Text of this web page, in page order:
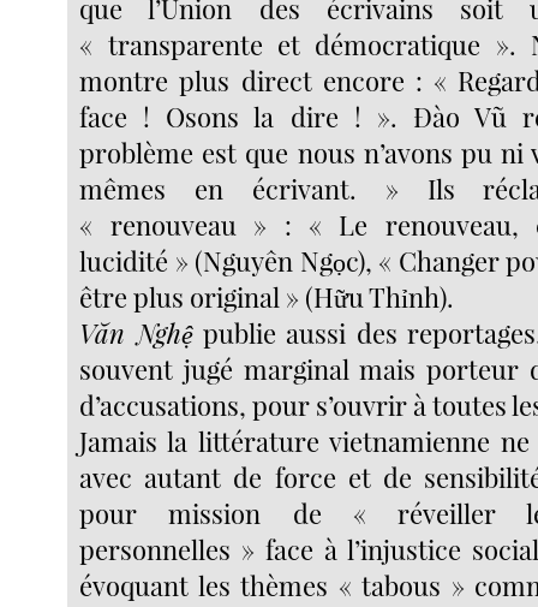
que l’Union des écrivains soit
« transparente et démocratique ».
montre plus direct encore : «
face ! Osons la dire ! ». Đào Vũ
problème est que nous n’avons pu
mêmes en écrivant. » Ils
« renouveau » : « Le renouveau,
lucidité » (Nguyên Ngọc), « Changer
être plus original » (Hữu Thỉnh).
Văn Nghệpublie aussi des
souvent jugé marginal mais porteur
d’accusations, pour s’ouvrir à toutes
Jamais la littérature vietnamienne ne
avec autant de force et de
pour mission de « réveiller
personnelles » face à l’injustice
évoquant les thèmes « tabous »